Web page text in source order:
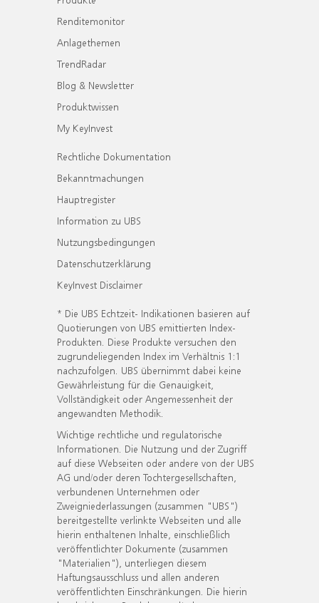
Renditemonitor
Anlagethemen
TrendRadar
Blog & Newsletter
Produktwissen
My KeyInvest
Rechtliche Dokumentation
Bekanntmachungen
Hauptregister
Information zu UBS
Nutzungsbedingungen
Datenschutzerklärung
KeyInvest Disclaimer
* Die UBS Echtzeit- Indikationen basieren auf
Quotierungen von UBS emittierten Index-
Produkten. Diese Produkte versuchen den
zugrundeliegenden Index im Verhältnis 1:1
nachzufolgen. UBS übernimmt dabei keine
Gewährleistung für die Genauigkeit,
Vollständigkeit oder Angemessenheit der
angewandten Methodik.
Wichtige rechtliche und regulatorische
Informationen. Die Nutzung und der Zugriff
auf diese Webseiten oder andere von der UBS
AG und/oder deren Tochtergesellschaften,
verbundenen Unternehmen oder
Zweigniederlassungen (zusammen "UBS")
bereitgestellte verlinkte Webseiten und alle
hierin enthaltenen Inhalte, einschließlich
veröffentlichter Dokumente (zusammen
"Materialien"), unterliegen diesem
Haftungsausschluss und allen anderen
veröffentlichten Einschränkungen. Die hierin